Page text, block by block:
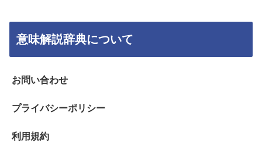
意味解説辞典について
お問い合わせ
プライバシーポリシー
利用規約